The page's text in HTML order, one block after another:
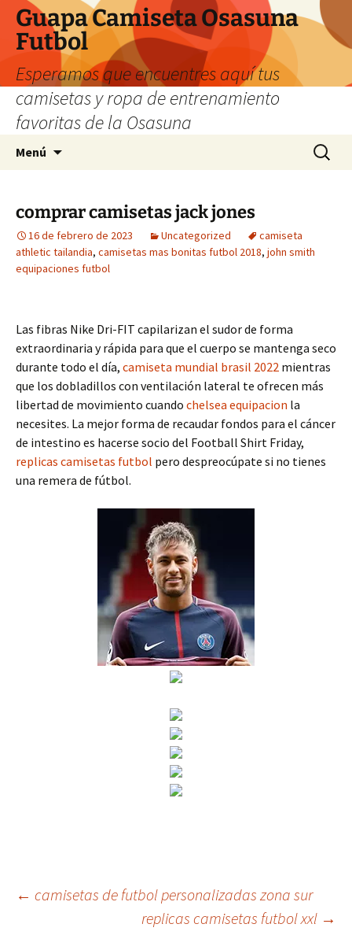
Guapa Camiseta Osasuna
Futbol
Esperamos que encuentres aquí tus
camisetas y ropa de entrenamiento
favoritas de la Osasuna
Menú Buscar:
comprar camisetas jack jones
16 de febrero de 2023 Uncategorized
camiseta
athletic tailandia, camisetas mas bonitas futbol 2018, john smith
equipaciones futbol
Las fibras Nike Dri-FIT capilarizan el sudor de forma
extraordinaria y rápida para que el cuerpo se mantenga seco
durante todo el día, camiseta mundial brasil 2022 mientras
que los dobladillos con ventilación lateral te ofrecen más
libertad de movimiento cuando chelsea equipacion la
necesites. La mejor forma de recaudar fondos para el cáncer
de intestino es hacerse socio del Football Shirt Friday,
replicas camisetas futbol pero despreocúpate si no tienes
una remera de fútbol.
Navegación
← camisetas de futbol personalizadas zona sur
replicas camisetas futbol xxl →